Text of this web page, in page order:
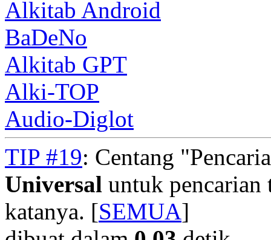
Alkitab Android
BaDeNo
Alkitab GPT
Alki-TOP
Audio-Diglot
TIP #19: Centang
Universal untuk pencarian
katanya. [SEMUA]